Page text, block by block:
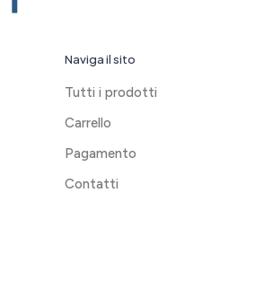
Naviga il sito
Tutti i prodotti
Carrello
Pagamento
Contatti